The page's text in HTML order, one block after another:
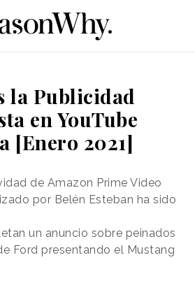
la Publicidad
en YouTube
[Enero 2021]
de Amazon Prime Video
por Belén Esteban ha sido
un anuncio sobre peinados
Ford presentando el Mustang